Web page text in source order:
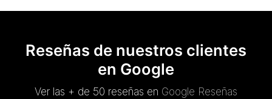
Reseñas de nuestros clientes
en Google
Ver las + de 50 reseñas en Google Reseñas